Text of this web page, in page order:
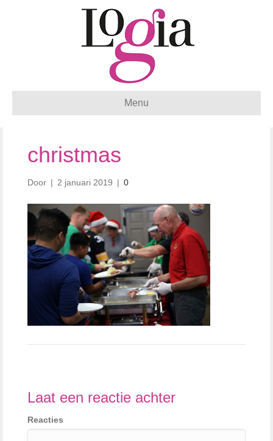
Menu
christmas
Door | 2 januari 2019 | 0
Laat een reactie achter
Reacties